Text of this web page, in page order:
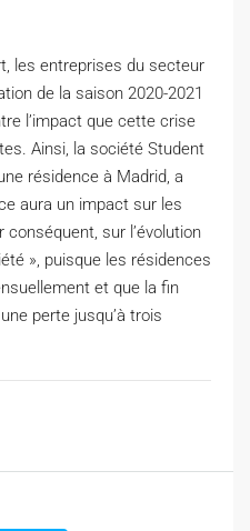
les entreprises du secteur
de la saison 2020-2021
l’impact que cette crise
Ainsi, la société Student
résidence à Madrid, a
aura un impact sur les
conséquent, sur l’évolution
», puisque les résidences
et que la fin
perte jusqu’à trois